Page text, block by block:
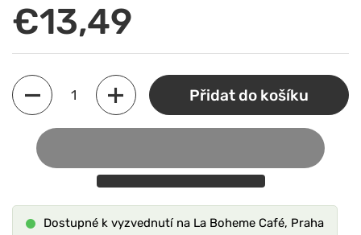
Běžná cena
€13,49
Množství
Přidat do košíku
Dostupné k vyzvednutí na La Boheme Café, Praha